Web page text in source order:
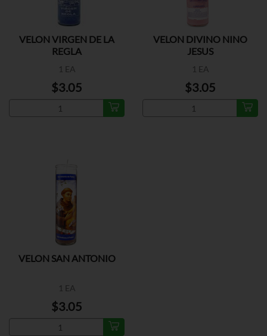
VELON VIRGEN DE LA
REGLA
1 EA
$3.05
VELON DIVINO NINO
JESUS
1 EA
$3.05
VELON SAN ANTONIO
1 EA
$3.05